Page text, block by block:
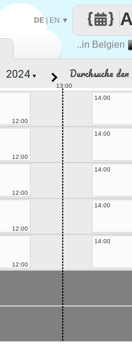
..in Belgien
DE| EN ▼
▼ Durchsuche
13:00
12:00
14:00
12:00
14:00
12:00
14:00
12:00
14:00
12:00
14:00